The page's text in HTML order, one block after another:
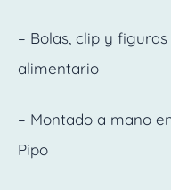
– Bolas, clip y
alimentario
– Montado a mano
Pipo